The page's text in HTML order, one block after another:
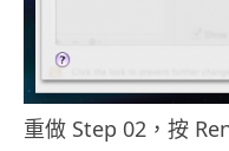
重做 Step 02，按